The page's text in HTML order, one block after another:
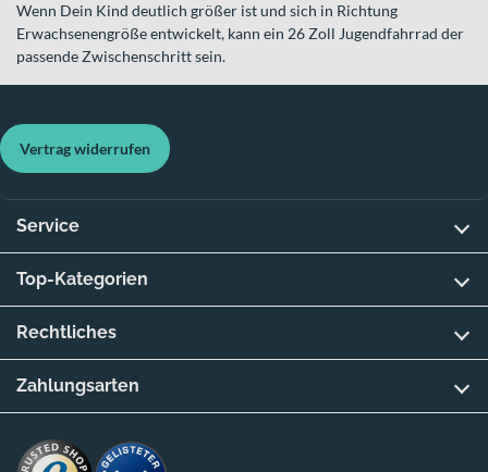
Wenn Dein Kind deutlich größer ist und sich in Richtung
Erwachsenengröße entwickelt, kann ein 26 Zoll Jugendfahrrad der
passende Zwischenschritt sein.
Vertrag widerrufen
Service
Top-Kategorien
Rechtliches
Zahlungsarten